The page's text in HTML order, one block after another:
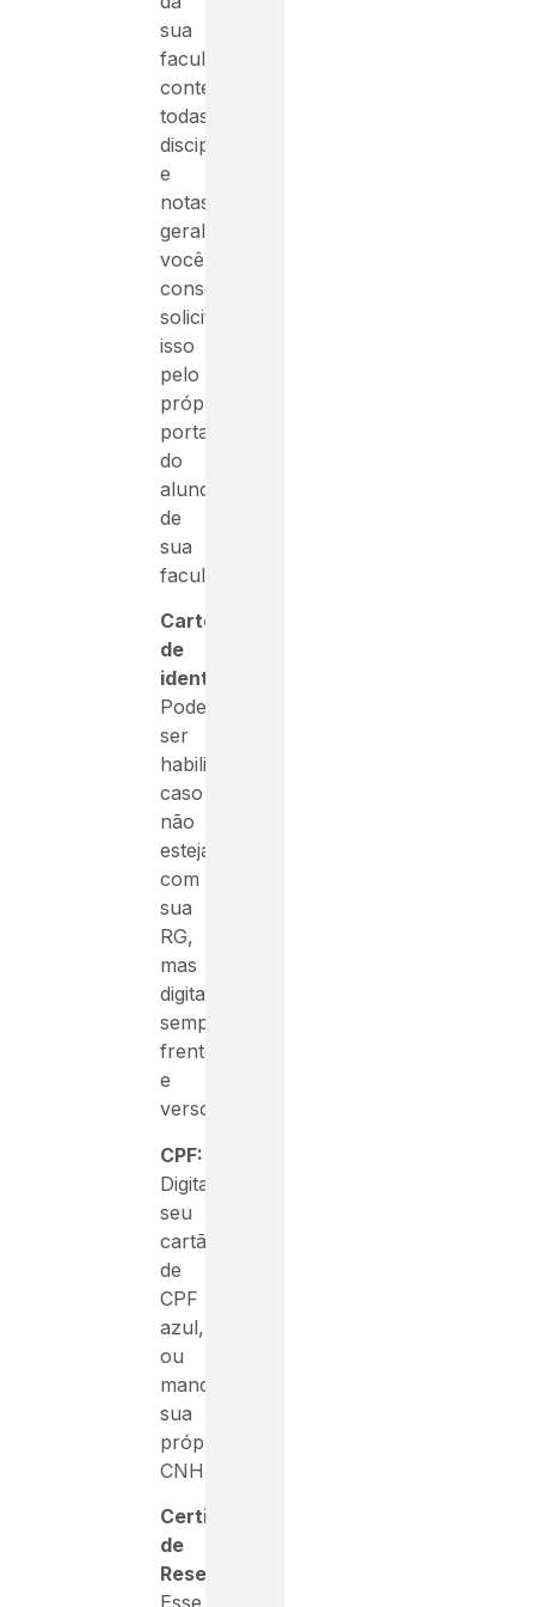
sua
faculdade
contendo
todas
disciplinas
e
notas,
geralmente
você
consegue
solicitar
isso
pelo
próprio
portal
do
aluno
de
sua
faculdade.
Carteira
de
identidade
Pode
ser
habilitação
caso
não
esteja
com
sua
RG,
mas
digitalize
sempre
frente
e
verso.
CPF:
Digitalize
seu
cartão
de
CPF
azul,
ou
mande
sua
própria
CNH.
Certificado
de
Reservista: